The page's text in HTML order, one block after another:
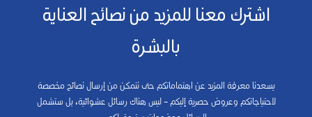
اشترك معنا للمزيد من نصائح العناية
بالبشرة
يسعدنا معرفة المزيد عن اهتماماتكم حتى نتمكن من إرسال نصائح مخصصة
لاحتياجاتكم وعروض حصرية إليكم – ليس هناك رسائل عشوائية، بل ستشمل